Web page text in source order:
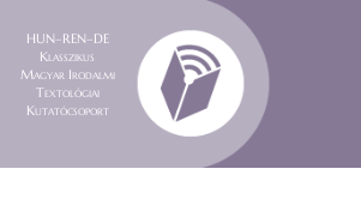
HUN–REN–DE
Klasszikus
Magyar Irodalmi
Textológiai
Kutatócsoport